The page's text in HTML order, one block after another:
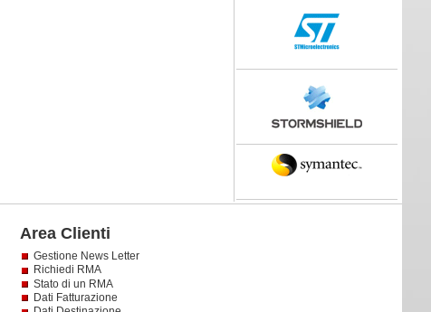
Area Clienti
Gestione News Letter
Richiedi RMA
Stato di un RMA
Dati Fatturazione